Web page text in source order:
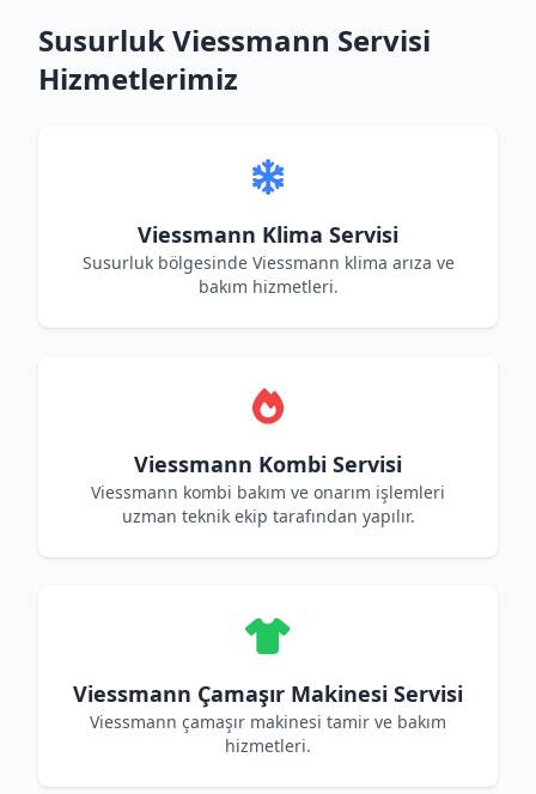
Susurluk Viessmann Servisi
Hizmetlerimiz
Viessmann Klima Servisi
Susurluk bölgesinde Viessmann klima arıza ve
bakım hizmetleri.
Viessmann Kombi Servisi
Viessmann kombi bakım ve onarım işlemleri
uzman teknik ekip tarafından yapılır.
Viessmann Çamaşır Makinesi Servisi
Viessmann çamaşır makinesi tamir ve bakım
hizmetleri.